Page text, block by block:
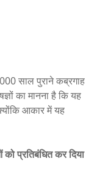
साल पुराने कब्रगाह
का मानना है कि यह
आकार में यह
प्रतिबंधित कर दिया